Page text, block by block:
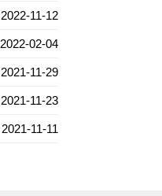
2022-11-12
2022-02-04
2021-11-29
2021-11-23
2021-11-11